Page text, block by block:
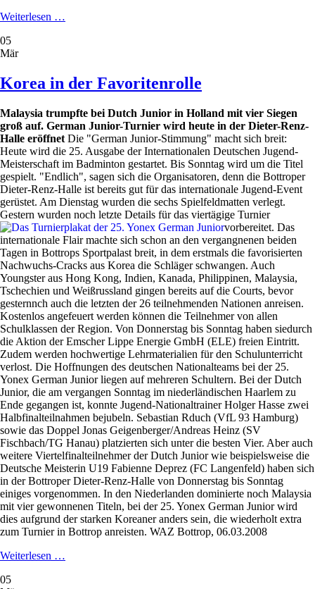
Weiterlesen …
05
Mär
Korea in der Favoritenrolle
Malaysia trumpfte bei Dutch Junior in Holland mit vier Siegen
groß auf. German Junior-Turnier wird heute in der Dieter-Renz-
Halle eröffnet Die "German Junior-Stimmung" macht sich breit:
Heute wird die 25. Ausgabe der Internationalen Deutschen Jugend-
Meisterschaft im Badminton gestartet. Bis Sonntag wird um die Titel
gespielt. "Endlich", sagen sich die Organisatoren, denn die Bottroper
Dieter-Renz-Halle ist bereits gut für das internationale Jugend-Event
gerüstet. Am Dienstag wurden die sechs Spielfeldmatten verlegt.
Gestern wurden noch letzte Details für das viertägige Turnier
vorbereitet. Das
internationale Flair machte sich schon an den vergangnenen beiden
Tagen in Bottrops Sportpalast breit, in dem erstmals die favorisierten
Nachwuchs-Cracks aus Korea die Schläger schwangen. Auch
Youngster aus Hong Kong, Indien, Kanada, Philippinen, Malaysia,
Tschechien und Weißrussland gingen bereits auf die Courts, bevor
gesternnch auch die letzten der 26 teilnehmenden Nationen anreisen.
Kostenlos angefeuert werden können die Teilnehmer von allen
Schulklassen der Region. Von Donnerstag bis Sonntag haben siedurch
die Aktion der Emscher Lippe Energie GmbH (ELE) freien Eintritt.
Zudem werden hochwertige Lehrmaterialien für den Schulunterricht
verlost. Die Hoffnungen des deutschen Nationalteams bei der 25.
Yonex German Junior liegen auf mehreren Schultern. Bei der Dutch
Junior, die am vergangen Sonntag im niederländischen Haarlem zu
Ende gegangen ist, konnte Jugend-Nationaltrainer Holger Hasse zwei
Halbfinalteilnahmen bejubeln. Sebastian Rduch (VfL 93 Hamburg)
sowie das Doppel Jonas Geigenberger/Andreas Heinz (SV
Fischbach/TG Hanau) platzierten sich unter die besten Vier. Aber auch
weitere Viertelfinalteilnehmer der Dutch Junior wie beispielsweise die
Deutsche Meisterin U19 Fabienne Deprez (FC Langenfeld) haben sich
in der Bottroper Dieter-Renz-Halle von Donnerstag bis Sonntag
einiges vorgenommen. In den Niederlanden dominierte noch Malaysia
mit vier gewonnenen Titeln, bei der 25. Yonex German Junior wird
dies aufgrund der starken Koreaner anders sein, die wiederholt extra
zum Turnier in Bottrop anreisten. WAZ Bottrop, 06.03.2008
Weiterlesen …
05